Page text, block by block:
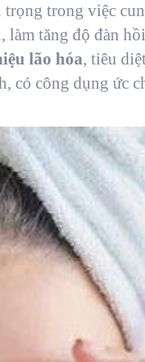
trong việc
tăng độ đàn
lão hóa, tiêu
công dụng ức